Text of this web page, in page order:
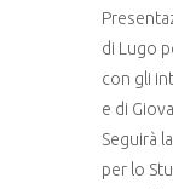
di Lugo
con gli
e di
Seguirà la
per lo